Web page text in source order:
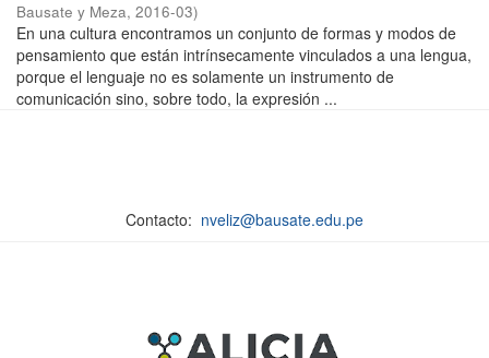
Bausate y Meza, 2016-03)
En una cultura encontramos un conjunto de formas y modos de
pensamiento que están intrínsecamente vinculados a una lengua,
porque el lenguaje no es solamente un instrumento de
comunicación sino, sobre todo, la expresión ...
Contacto: nveliz@bausate.edu.pe